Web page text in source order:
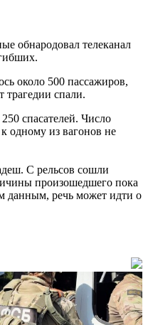
обнародовал телеканал
около 500 пассажиров,
трагедии спали.
спасателей. Число
одному из вагонов не
С рельсов сошли
произошедшего пока
данным, речь может идти о